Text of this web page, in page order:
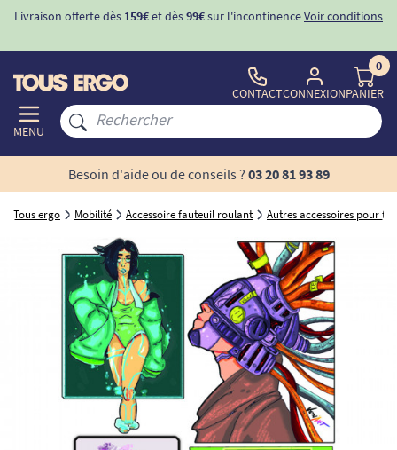
Livraison offerte dès 159€et dès99€sur l'incontinenceVoir conditions
MENU
CONTACTCONNEXION
0
PANIER
Besoin d'aide ou de conseils ? 03 20 81 93 89
Tous ergo Mobilité Accessoire fauteuil roulant Autres accessoires pour